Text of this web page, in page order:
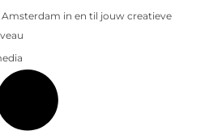
in en til jouw creatieve